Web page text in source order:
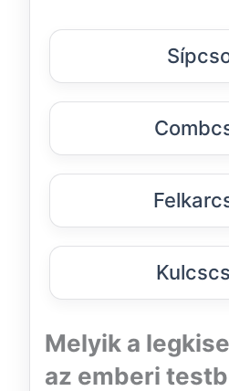
Melyik a
az emberi